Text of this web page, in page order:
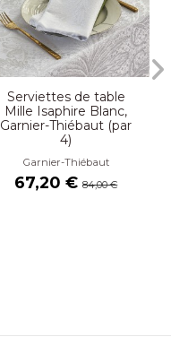
Serviettes de table
Mille Isaphire Blanc,
Garnier-Thiébaut (par
4)
Garnier-Thiébaut
67,20 €84,00 €